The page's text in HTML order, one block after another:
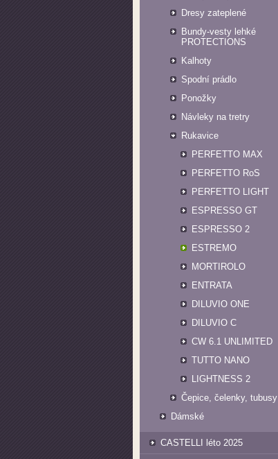
Dresy zateplené
Bundy-vesty lehké
PROTECTIONS
Kalhoty
Spodní prádlo
Ponožky
Návleky na tretry
Rukavice
PERFETTO MAX
PERFETTO RoS
PERFETTO LIGHT
ESPRESSO GT
ESPRESSO 2
ESTREMO
MORTIROLO
ENTRATA
DILUVIO ONE
DILUVIO C
CW 6.1 UNLIMITED
TUTTO NANO
LIGHTNESS 2
Čepice, čelenky, tubusy
Dámské
CASTELLI léto 2025